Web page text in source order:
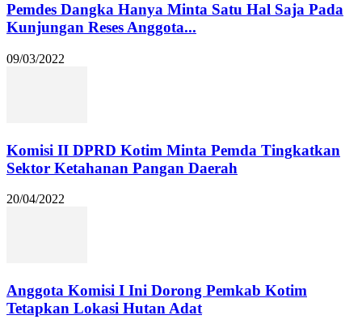
Pemdes Dangka Hanya Minta Satu Hal Saja Pada
Kunjungan Reses Anggota...
09/03/2022
Komisi II DPRD Kotim Minta Pemda Tingkatkan
Sektor Ketahanan Pangan Daerah
20/04/2022
Anggota Komisi I Ini Dorong Pemkab Kotim
Tetapkan Lokasi Hutan Adat